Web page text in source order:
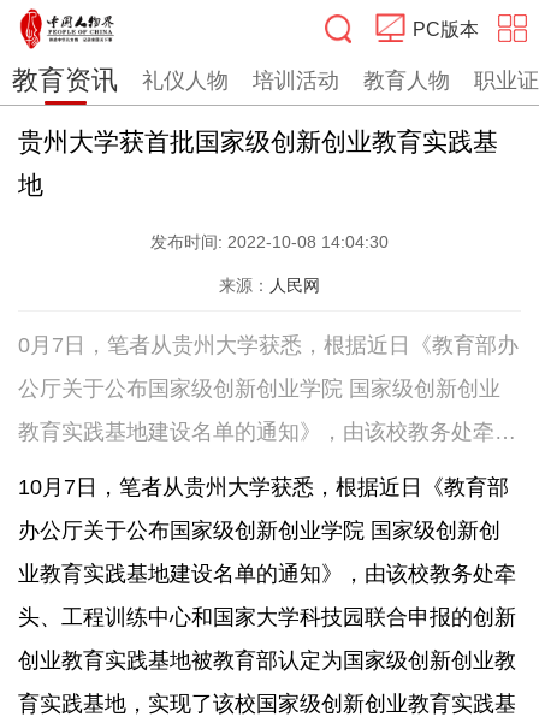
PC版本
搜索
教育资讯 礼仪人物 培训活动 教育人物 职业
贵州大学获首批国家级创新创业教育实践基
地
发布时间: 2022-10-08 14:04:30
来源： 人民网
0月7日，笔者从贵州大学获悉，根据近日《教育部办
公厅关于公布国家级创新创业学院 国家级创新创业
教育实践基地建设名单的通知》，由该校教务处牵
头、工程训练中心和国家大学科技园联合申报的创新
创业教育实践基地被教育部认定为国家级创新创业教
育实践基地，实现了该校国家级创新创业教育实践基
地零的突破。
10月7日，笔者从贵州大学获悉，根据近日《教育部
办公厅关于公布国家级创新创业学院 国家级创新创
业教育实践基地建设名单的通知》，由该校教务处牵
头、工程训练中心和国家大学科技园联合申报的创新
创业教育实践基地被教育部认定为国家级创新创业教
育实践基地，实现了该校国家级创新创业教育实践基